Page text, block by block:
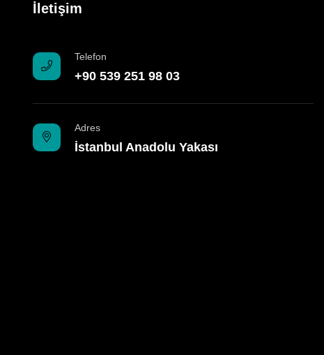
İletişim
Telefon
+90 539 251 98 03
Adres
İstanbul Anadolu Yakası